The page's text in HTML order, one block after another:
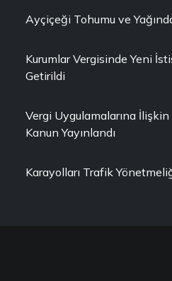
Ayçiçeği Tohumu ve
Kurumlar Vergisinde Yeni
Getirildi
Vergi Uygulamalarına
Kanun Yayınlandı
Karayolları Trafik